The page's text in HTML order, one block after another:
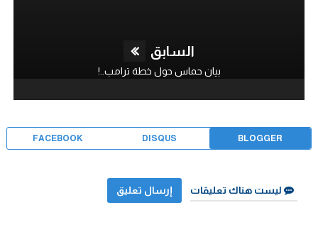
السابق
بيان حماس حول خطة ترامب..!
BLOGGER
DISQUS
FACEBOOK
ليست هناك تعليقات إرسال تعليق